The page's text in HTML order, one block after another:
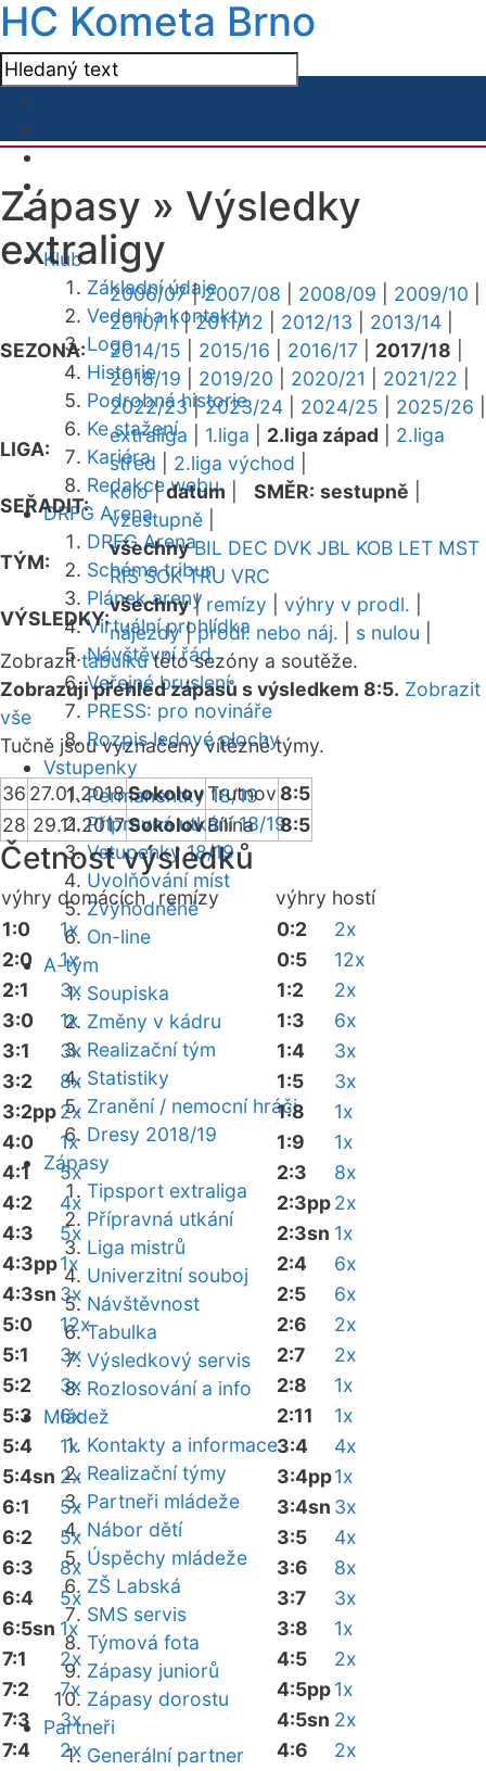
HC Kometa Brno
Klub
Základní údaje
Vedení a kontakty
Logo
Historie
Podrobná historie
Ke stažení
Kariéra
Redakce webu
DRFG Arena
DRFG Arena
Schéma tribun
Plánek areny
Virtuální prohlídka
Návštěvní řád
Veřejné bruslení
PRESS: pro novináře
Rozpis ledové plochy
Vstupenky
Permanentky 18/19
Přípravná utkání 18/19
Vstupenky 18/19
Uvolňování míst
Zvýhodněné
On-line
A-tým
Soupiska
Změny v kádru
Realizační tým
Statistiky
Zranění / nemocní hráči
Dresy 2018/19
Zápasy
Tipsport extraliga
Přípravná utkání
Liga mistrů
Univerzitní souboj
Návštěvnost
Tabulka
Výsledkový servis
Rozlosování a info
Mládež
Kontakty a informace
Realizační týmy
Partneři mládeže
Nábor dětí
Úspěchy mládeže
ZŠ Labská
SMS servis
Týmová fota
Zápasy juniorů
Zápasy dorostu
Partneři
Generální partner
Zápasy » Výsledky
extraligy
SEZONA:
2006/07|2007/08 2008/09 2009/10
2010/11|2011/12 2012/13 2013/14
2014/15
2015/16 2016/17 2017/18
2018/19
2019/20 2020/21 2021/22
2022/23|2023/24 2024/25 2025/26
LIGA:
extraliga 1.liga 2.liga západ
2.liga
střed
2.liga východ
SEŘADIT:
kolo|datum SMĚR: sestupně
vzestupně
TÝM:
všechny BIL DEC DVK JBL KOB LET MST
RIS SOK TRU VRC
VÝSLEDKY:
všechny| remízy výhry v prodl.
nájezdy|prodl. nebo náj. s nulou
Zobrazittabulkutéto sezóny a soutěže.
Zobrazuji přehled zápasů s výsledkem 8:5. Zobrazit
vše
Tučně jsou vyznačeny vítězné týmy.
36 27.01.2018SokolovTrutnov 8:5
28 29.11.2017SokolovBílina 8:5
Četnost výsledků
výhry domácích remízy výhry hostí
1:0
1x
2:0
1x
2:1
3x
3:0
1x
3:1
3x
3:2
8x
3:2pp2x
4:0
1x
4:1
5x
4:2
4x
4:3
5x
4:3pp1x
4:3sn 3x
5:0
12x
5:1
3x
5:2
3x
5:3
6x
5:4
1x
5:4sn 2x
6:1
5x
6:2
5x
6:3
8x
6:4
5x
6:5sn 1x
7:1
2x
7:2
7x
7:3
3x
7:4
2x
0:2
2x
0:5
12x
1:2
2x
1:3
6x
1:4
3x
1:5
3x
1:8
1x
1:9
1x
2:3
8x
2:3pp2x
2:3sn 1x
2:4
6x
2:5
6x
2:6
2x
2:7
2x
2:8
1x
2:11
1x
3:4
4x
3:4pp1x
3:4sn 3x
3:5
4x
3:6
8x
3:7
3x
3:8
1x
4:5
2x
4:5pp1x
4:5sn 2x
4:6
2x